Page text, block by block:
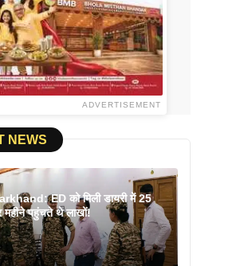
ADVERTISEMENT
NEWS
ED को मिली डायरी में 25
पहुंचते थे लाखों!